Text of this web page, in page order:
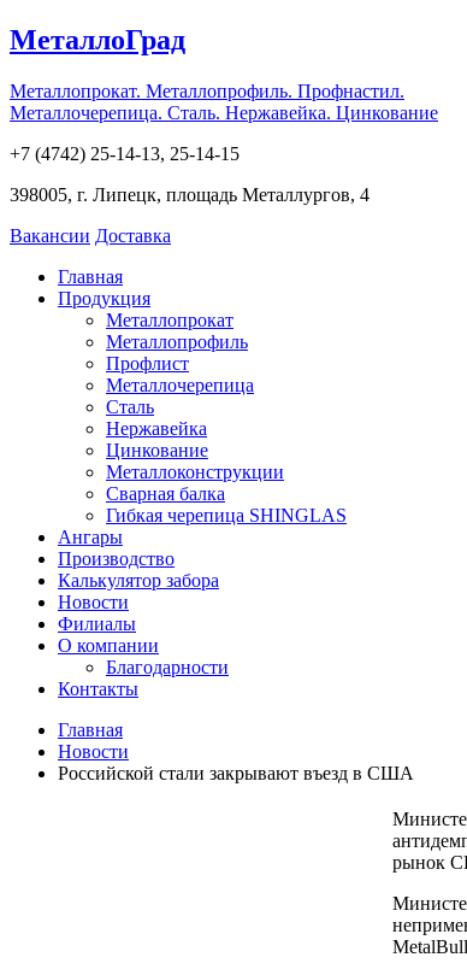
МеталлоГрад
Металлопрокат. Металлопрофиль. Профнастил.
Металлочерепица. Сталь. Нержавейка. Цинкование
+7 (4742) 25-14-13, 25-14-15
398005, г. Липецк, площадь Металлургов, 4
Вакансии Доставка
Главная
Продукция
Металлопрокат
Металлопрофиль
Профлист
Металлочерепица
Сталь
Нержавейка
Цинкование
Металлоконструкции
Сварная балка
Гибкая черепица SHINGLAS
Ангары
Производство
Калькулятор забора
Новости
Филиалы
О компании
Благодарности
Контакты
Главная
Новости
Российской стали закрывают въезд в США
рынок